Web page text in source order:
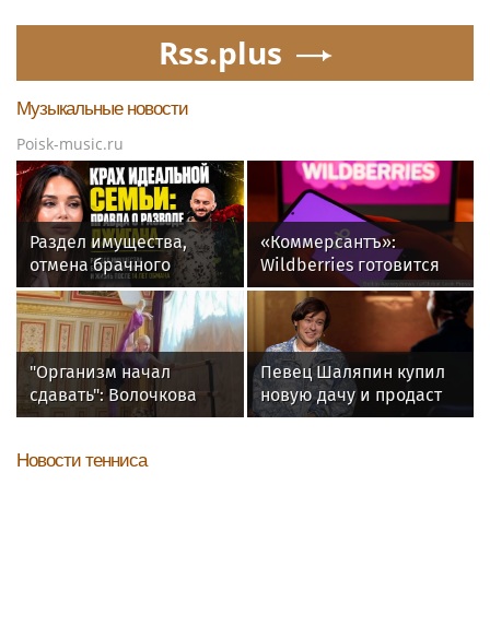
Rss.plus
Музыкальные новости
Poisk-music.ru
Раздел имущества,
отмена брачного
контракта и новые
слухи: как живет
Джиган после развода с
Оксаной Самойловой
«Коммерсантъ»:
Wildberries готовится
запустить собственный
мессенджер
"Организм начал
сдавать": Волочкова
раскрыла причину
со шпагатами
Певец Шаляпин купил
новую дачу и продаст
старую
Новости тенниса